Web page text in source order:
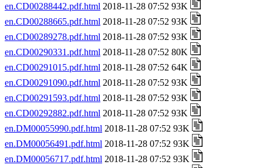
en.CD00288442.pdf.html 2018-11-28 07:52 93K
en.CD00288665.pdf.html 2018-11-28 07:52 93K
en.CD00289278.pdf.html 2018-11-28 07:52 93K
en.CD00290331.pdf.html 2018-11-28 07:52 80K
en.CD00291015.pdf.html 2018-11-28 07:52 64K
en.CD00291090.pdf.html 2018-11-28 07:52 93K
en.CD00291593.pdf.html 2018-11-28 07:52 93K
en.CD00292882.pdf.html 2018-11-28 07:52 93K
en.DM00055990.pdf.html 2018-11-28 07:52 93K
en.DM00056491.pdf.html 2018-11-28 07:52 93K
en.DM00056717.pdf.html 2018-11-28 07:52 93K